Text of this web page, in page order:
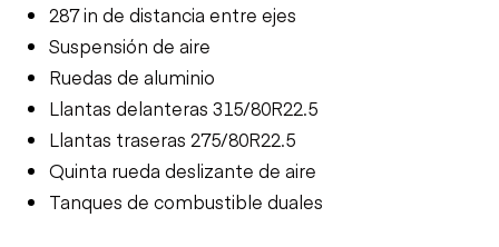
287 in de distancia entre ejes
Suspensión de aire
Ruedas de aluminio
Llantas delanteras 315/80R22.5
Llantas traseras 275/80R22.5
Quinta rueda deslizante de aire
Tanques de combustible duales